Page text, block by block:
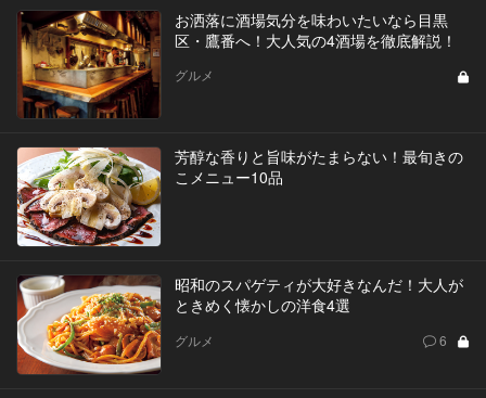
お洒落に酒場気分を味わいたいなら目黒
区・鷹番へ！大人気の4酒場を徹底解説！
グルメ
芳醇な香りと旨味がたまらない！最旬きの
こメニュー10品
昭和のスパゲティが大好きなんだ！大人が
ときめく懐かしの洋食4選
グルメ 6